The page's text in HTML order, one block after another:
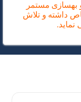
بهسازی مستمر
داشته و تلاش
نماید.